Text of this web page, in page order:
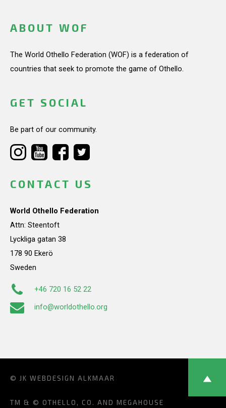
ABOUT WOF
The World Othello Federation (WOF) is a federation of
countries that seek to promote the game of Othello.
GET SOCIAL
Be part of our community.
CONTACT US
World Othello Federation
Attn: Steentoft
Lyckliga gatan 38
178 90 Ekerö
Sweden
+46 720 16 52 22
info@worldothello.org
© JK WEBDESIGN ALKMAAR
TM & © OTHELLO, CO. AND MEGAHOUSE